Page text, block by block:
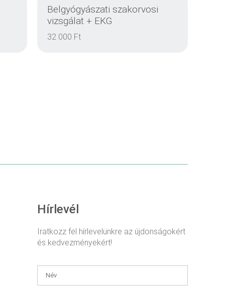
Belgyógyászati szakorvosi
vizsgálat + EKG
32 000 Ft
Hírlevél
Iratkozz fel hírlevelünkre az újdonságokért
és kedvezményekért!